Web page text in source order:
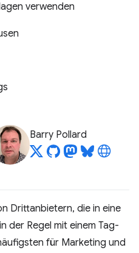
verwenden
Barry Pollard
Drittanbietern, die in eine
der Regel mit einem Tag-
für Marketing und